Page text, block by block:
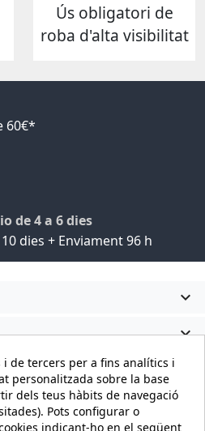
Ús obligatori de
roba d'alta visibilitat
60€*
de 4 a 6 dies
dies + Enviament 96 h


la botiga
keyboard_arrow_down
de tercers per a fins analítics i
personalitzada sobre la base
dels teus hàbits de navegació
Pots configurar o
indicant-ho en el següent